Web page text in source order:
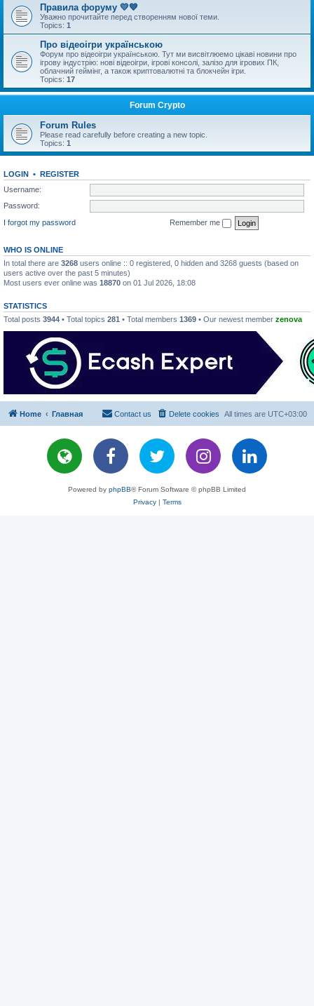
Правила форуму 💛💙
Уважно прочитайте перед створенням нової теми.
Topics: 1
Про відеоігри українською
Форум про відеоігри українською. Тут ми висвітлюемо цікаві новини про
ігрову індустрію: нові відеоігри, ігрові консолі, залізо для ігрових ПК,
облачний геймінг, а також криптовалютні та блокчейн ігри.
Topics: 17
Forum Crypto
Forum Rules
Please read carefully before creating a new topic.
Topics: 1
LOGIN • REGISTER
Username:
Password:
I forgot my password
Remember me
WHO IS ONLINE
In total there are 3268 users online :: 0 registered, 0 hidden and 3268 guests (based on
users active over the past 5 minutes)
Most users ever online was 18870 on 01 Jul 2026, 18:08
STATISTICS
Total posts 3944 • Total topics 281 • Total members 1369 • Our newest member zenova
Home Главная All times are UTC+03:00
Delete cookies
Contact us
Powered by phpBB® Forum Software © phpBB Limited
Privacy| Terms